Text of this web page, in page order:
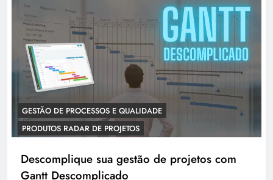
GESTÃO DE PROCESSOS E QUALIDADE
PRODUTOS RADAR DE PROJETOS
Descomplique sua gestão de projetos com
Gantt Descomplicado